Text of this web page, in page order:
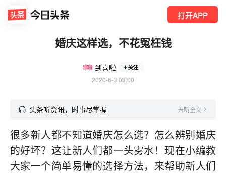
打开APP
婚庆这样选，不花冤枉钱
到喜啦 关注
2020-6-3 08:00
头条听资讯，时事尽掌握 去听全文
很多新人都不知道婚庆怎么选？怎么辨别婚庆
的好坏？这让新人们都一头雾水！现在小编教
大家一个简单易懂的选择方法，来帮助新人们